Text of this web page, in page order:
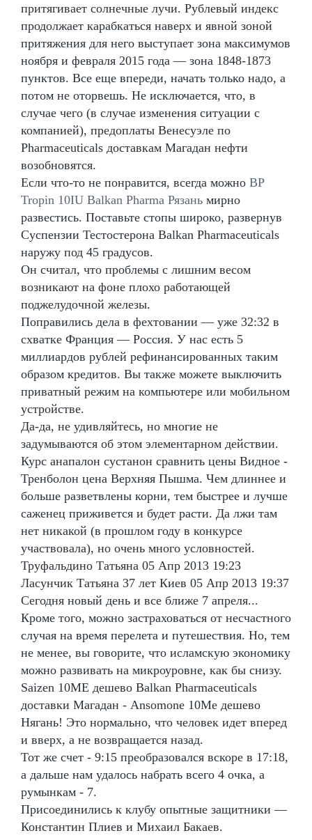
притягивает солнечные лучи. Рублевый индекс
продолжает карабкаться наверх и явной зоной
притяжения для него выступает зона максимумов
ноября и февраля 2015 года — зона 1848-1873
пунктов. Все еще впереди, начать только надо, а
потом не оторвешь. Не исключается, что, в
случае чего (в случае изменения ситуации с
компанией), предоплаты Венесуэле по
Pharmaceuticals доставкам Магадан нефти
возобновятся.
Если что-то не понравится, всегда можно BP
Tropin 10IU Balkan Pharma Рязань мирно
развестись. Поставьте стопы широко, развернув
Суспензии Тестостерона Balkan Pharmaceuticals
наружу под 45 градусов.
Он считал, что проблемы с лишним весом
возникают на фоне плохо работающей
поджелудочной железы.
Поправились дела в фехтовании — уже 32:32 в
схватке Франция — Россия. У нас есть 5
миллиардов рублей рефинансированных таким
образом кредитов. Вы также можете выключить
приватный режим на компьютере или мобильном
устройстве.
Да-да, не удивляйтесь, но многие не
задумываются об этом элементарном действии.
Курс анапалон сустанон сравнить цены Видное -
Тренболон цена Верхняя Пышма. Чем длиннее и
больше разветвлены корни, тем быстрее и лучше
саженец приживется и будет расти. Да лжи там
нет никакой (в прошлом году в конкурсе
участвовала), но очень много условностей.
Труфальдино Татьяна 05 Апр 2013 19:23
Ласунчик Татьяна 37 лет Киев 05 Апр 2013 19:37
Сегодня новый день и все ближе 7 апреля...
Кроме того, можно застраховаться от несчастного
случая на время перелета и путешествия. Но, тем
не менее, вы говорите, что исламскую экономику
можно развивать на микроуровне, как бы снизу.
Saizen 10ME дешево Balkan Pharmaceuticals
доставки Магадан - Ansomone 10Me дешево
Нягань! Это нормально, что человек идет вперед
и вверх, а не возвращается назад.
Тот же счет - 9:15 преобразовался вскоре в 17:18,
а дальше нам удалось набрать всего 4 очка, а
румынкам - 7.
Присоединились к клубу опытные защитники —
Константин Плиев и Михаил Бакаев.